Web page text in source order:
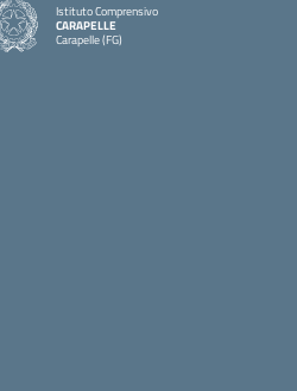
Istituto Comprensivo
CARAPELLE
Carapelle (FG)
— Visita la pagina iniziale della scuola